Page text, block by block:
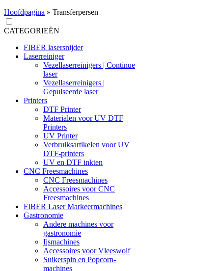
Hoofdpagina » Transferpersen
CATEGORIEËN
FIBER lasersnijder
Laserreiniger
Vezellaserreinigers | Continue
laser
Vezellaserreinigers |
Gepulseerde laser
Printers
DTF Printer
Materialen voor UV DTF
Printers
UV Printer
Verbruiksartikelen voor UV
DTF-printers
UV en DTF inkten
CNC Freesmachines
CNC Freesmachines
Accessoires voor CNC
Freesmachines
FIBER Laser Markeermachines
Gastronomie
Andere machines voor
gastronomie
Ijsmachines
Accessoires voor Vleeswolf
Suikerspin en Popcorn-
machines